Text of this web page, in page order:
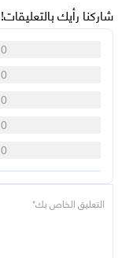
شاركنا رأيك بالتعليقات!
0
0
0
0
0